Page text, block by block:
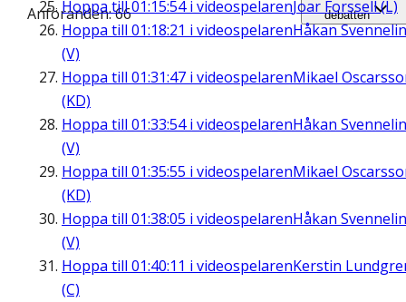
Hoppa till01:15:54i videospelarenJoar Forssell (L)
Hoppa till 01:18:21 i videospelarenHåkan
(V)
Hoppa till 01:31:47 i videospelarenMikael
(KD)
Hoppa till 01:33:54i videospelarenHåkan
(V)
Hoppa till 01:35:55 i videospelarenMikael
(KD)
Hoppa till 01:38:05 i videospelarenHåkan
(V)
Hoppa till 01:40:11 i videospelarenKerstin
(C)
Anföranden: 66
debatten